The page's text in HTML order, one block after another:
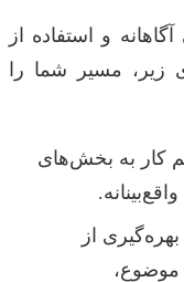
و استفاده از
زیر، مسیر شما را
کار به بخش‌های
بهره‌گیری از